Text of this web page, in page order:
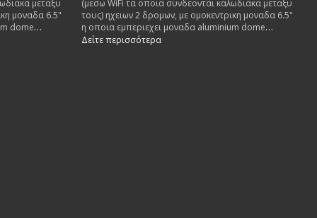
μεταξυ
μοναδα 6.5"
dome
το woofer και
(μεσω WiFi τα οποια συνδεονται καλωδιακα μεταξυ
τους) ηχειων 2 δρομων, με ομοκεντρικη μοναδα 6.5"
η οποια εμπεριεχει μοναδα aluminium dome
tweeter 1". Ενισχυτης class D 280w για το woofer και
Δείτε περισσότερα